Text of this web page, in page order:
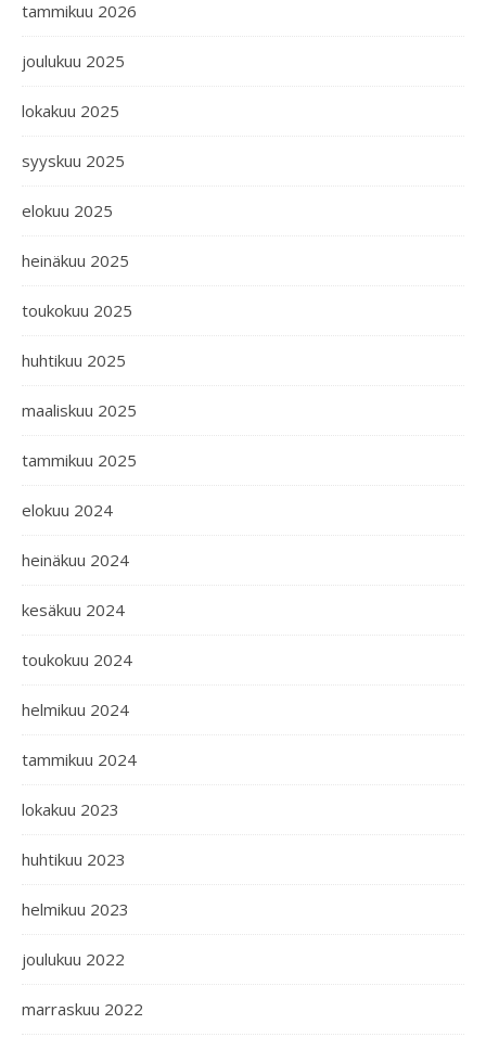
tammikuu 2026
joulukuu 2025
lokakuu 2025
syyskuu 2025
elokuu 2025
heinäkuu 2025
toukokuu 2025
huhtikuu 2025
maaliskuu 2025
tammikuu 2025
elokuu 2024
heinäkuu 2024
kesäkuu 2024
toukokuu 2024
helmikuu 2024
tammikuu 2024
lokakuu 2023
huhtikuu 2023
helmikuu 2023
joulukuu 2022
marraskuu 2022